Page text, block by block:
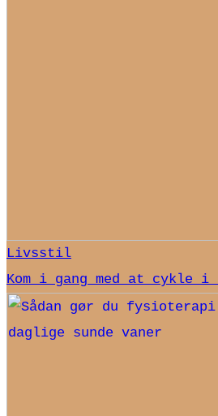
Livsstil
Kom i gang med at cykle i